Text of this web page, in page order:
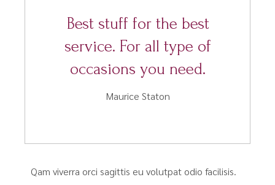
Best stuff for the best
service. For all type of
occasions you need.
Maurice Staton
Qam viverra orci sagittis eu volutpat odio facilisis.